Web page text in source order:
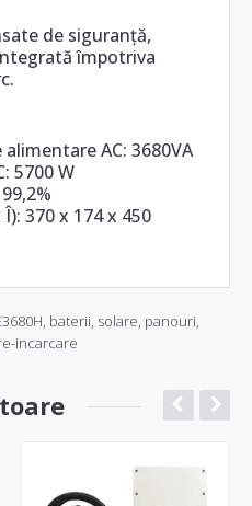
de siguranță,
împotriva
AC: 3680VA
5700 W
370 x 174 x 450
baterii solare panouri
incarcare